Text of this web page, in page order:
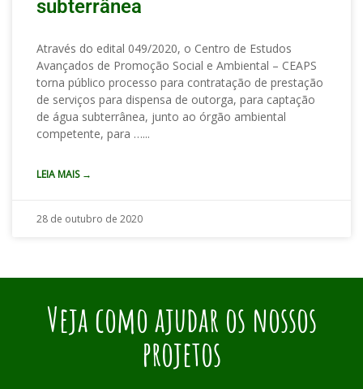
subterrânea
Através do edital 049/2020, o Centro de Estudos
Avançados de Promoção Social e Ambiental – CEAPS
torna público processo para contratação de prestação
de serviços para dispensa de outorga, para captação
de água subterrânea, junto ao órgão ambiental
competente, para …
LEIA MAIS →
28 de outubro de 2020
Veja como ajudar os nossos
projetos